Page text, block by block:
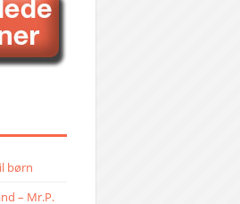
børn
– Mr.P.